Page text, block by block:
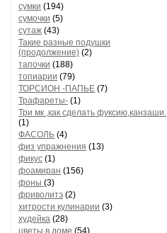
сумки (194)
сумочки (5)
сутаж (43)
Такие разные подушки
(продолжение) (2)
тапочки (188)
топиарии (79)
ТОРСИОН -ПАПЬЕ (7)
Трафареты- (1)
Три мк ,как сделать фуксию,канзаши.
(1)
ФАСОЛЬ (4)
физ упражнения (13)
фикус (1)
фоамиран (156)
фоны (3)
фриволитэ (2)
хитрости кулинарии (3)
худейка (28)
цветы в доме (54)